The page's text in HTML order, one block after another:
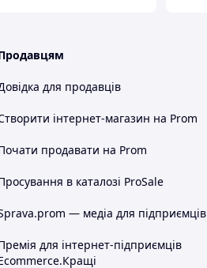
для продавців
інтернет-магазин на Prom
продавати на Prom
в каталозі ProSale
— медіа для підприємців
для інтернет-підприємців